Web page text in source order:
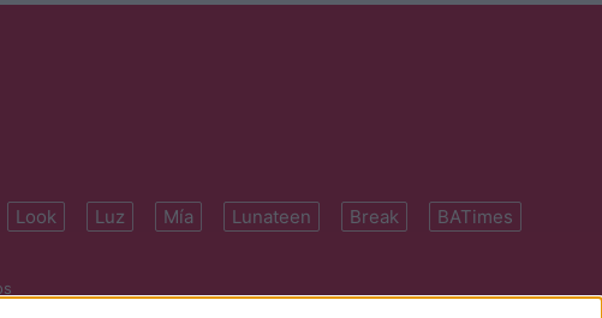
Look Luz Mía Lunateen Break BATimes